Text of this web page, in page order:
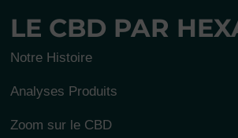
LE CBD PAR
Notre Histoire
Analyses Produits
Zoom sur le CBD